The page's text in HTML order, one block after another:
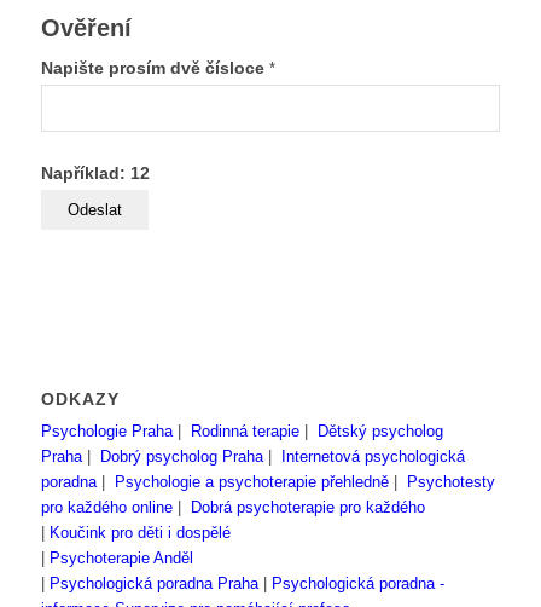
Ověření
Napište prosím dvě čísloce *
Například: 12
ODKAZY
Psychologie Praha| Rodinná terapie|
Dětský psycholog
Praha| Dobrý psycholog Praha|
Internetová psychologická
poradna| Psychologie a psychoterapie přehledně|
Psychotesty
pro každého online|
Dobrá psychoterapie pro každého
Koučink pro děti i dospělé
Psychoterapie Anděl
Psychologická poradna Praha|
Psychologická poradna -